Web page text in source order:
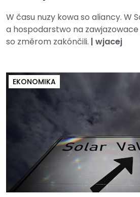
W času nuzy kowa so aliancy. W
a hospodarstwo na
so změrom zakónčili. | wjacej
EKONOMIKA